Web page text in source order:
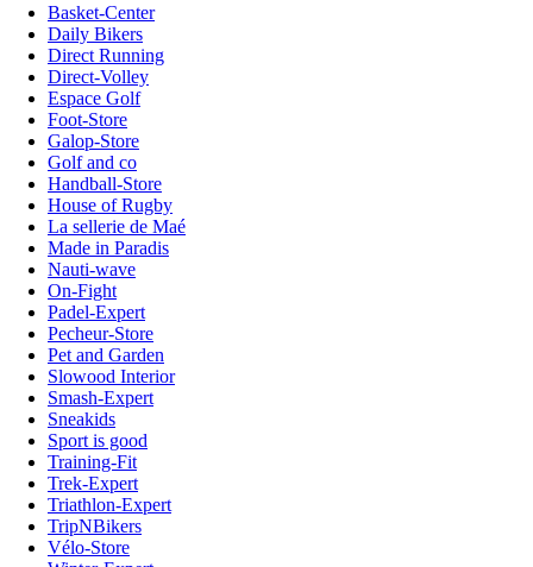
Basket-Center
Daily Bikers
Direct Running
Direct-Volley
Espace Golf
Foot-Store
Galop-Store
Golf and co
Handball-Store
House of Rugby
La sellerie de Maé
Made in Paradis
Nauti-wave
On-Fight
Padel-Expert
Pecheur-Store
Pet and Garden
Slowood Interior
Smash-Expert
Sneakids
Sport is good
Training-Fit
Trek-Expert
Triathlon-Expert
TripNBikers
Vélo-Store